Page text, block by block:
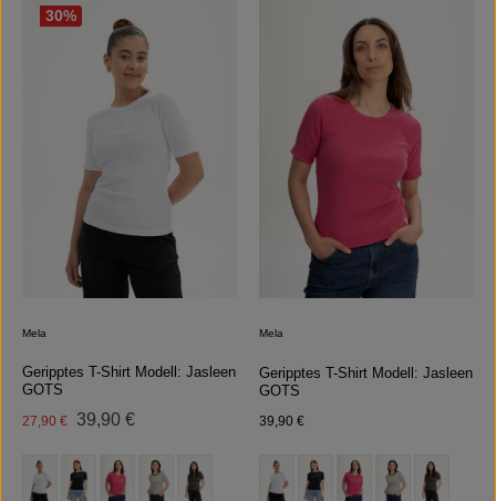
30%
Mela
Geripptes T-Shirt Modell: Jasleen
GOTS
Verkaufspreis:
27,90 € Regulärer Preis:
39,90 €
Farbeauswählen
(Diese Option ist zurzeit nicht verfügbar.)
Mela
Geripptes T-Shirt Modell: Jasleen
GOTS
Regulärer Preis:
39,90 €
Farbeauswählen